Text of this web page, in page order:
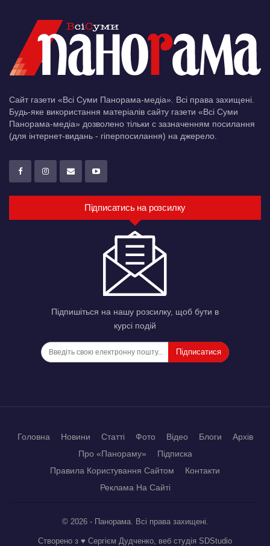
Сайт газети «Всі Суми Панорама-медіа». Всі права захищені.
Будь-яке використання матеріалів сайту газети «Всі Суми
Панорама-медіа» дозволено тільки c зазначенням посилання
(для інтернет-видань - гіперпосилання) на джерело.
Підписатись на розсилку
Підпишіться на нашу розсилку, щоб бути в
курсі подій
Підписатися
Головна Новини Статті Фото Відео Блоги
Архів
Про «Панораму»
Підписка
Правила Користування Сайтом
Контакти
Реклама На Сайті
© 2026 - Панорама. Всі права захищені.
Створено з ♥ Сергієм Дудченко, веб студія SDStudio